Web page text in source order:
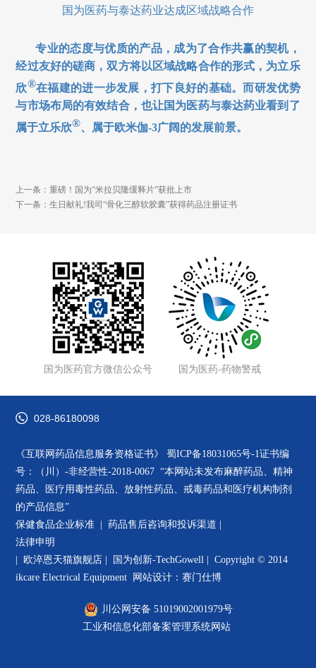
国为医药与泰达药业达成区域战略合作
专业的态度与优质的产品，成为了合作共赢的契机，
经过友好的磋商，双方将以区域战略合作的形式，为立乐
欣®在福建的进一步发展，打下良好的基础。而研发优势
与市场布局的有效结合，也让国为医药与泰达药业看到了
属于立乐欣®、属于欧米伽-3广阔的发展前景。
上一条：重磅！国为“米拉贝隆缓释片”获批上市
下一条：生日献礼!我司“骨化三醇软胶囊”获得药品注册证书
国为医药官方微信公众号 国为医药-药物警戒
028-86180098
《互联网药品信息服务资格证书》蜀ICP备18031065号-1证书编
号：（川）-非经营性-2018-0067 “本网站未发布麻醉药品、精神
药品、医疗用毒性药品、放射性药品、戒毒药品和医疗机构制剂
的产品信息”
保健食品企业标准 |
药品售后咨询和投诉渠道
法律申明
欧淬恩天猫旗舰店 国为创新-TechGowell |Copyright © 2014
ikcare Electrical Equipment
网站设计：赛门仕博
川公网安备 51019002001979号
工业和信息化部备案管理系统网站